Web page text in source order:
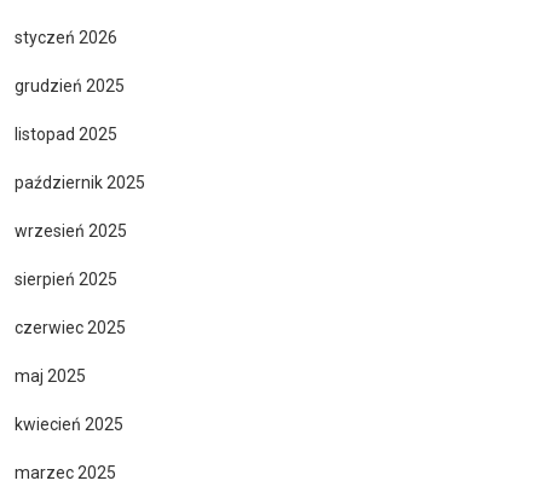
styczeń 2026
grudzień 2025
listopad 2025
październik 2025
wrzesień 2025
sierpień 2025
czerwiec 2025
maj 2025
kwiecień 2025
marzec 2025